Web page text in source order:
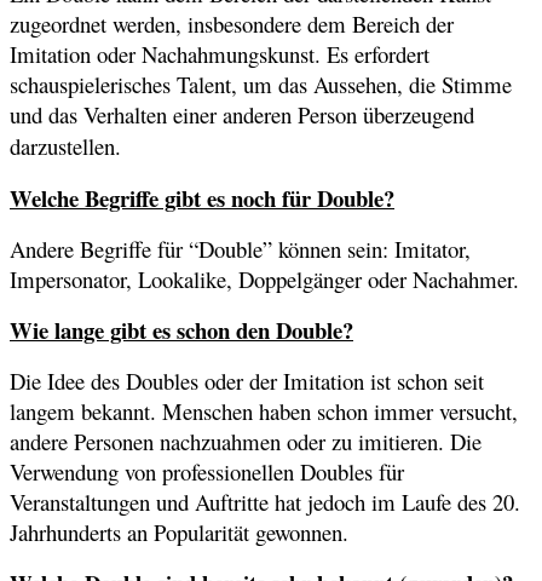
zugeordnet werden, insbesondere dem Bereich der
Imitation oder Nachahmungskunst. Es erfordert
schauspielerisches Talent, um das Aussehen, die Stimme
und das Verhalten einer anderen Person überzeugend
darzustellen.
Welche Begriffe gibt es noch für Double?
Andere Begriffe für “Double” können sein: Imitator,
Impersonator, Lookalike, Doppelgänger oder Nachahmer.
Wie lange gibt es schon den Double?
Die Idee des Doubles oder der Imitation ist schon seit
langem bekannt. Menschen haben schon immer versucht,
andere Personen nachzuahmen oder zu imitieren. Die
Verwendung von professionellen Doubles für
Veranstaltungen und Auftritte hat jedoch im Laufe des 20.
Jahrhunderts an Popularität gewonnen.